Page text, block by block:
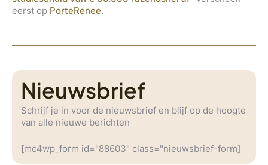
eerst op PorteRenee.
Nieuwsbrief
Schrijf je in voor de nieuwsbrief en blijf op de hoogte
van alle nieuwe berichten
[mc4wp_form id="88603" class="nieuwsbrief-form]